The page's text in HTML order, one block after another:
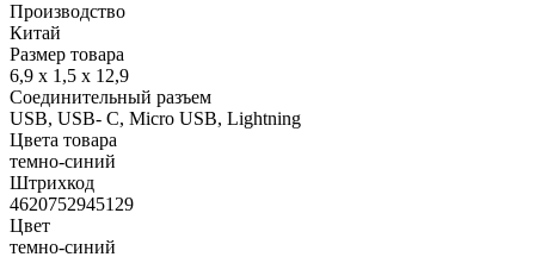
Производство
Китай
Размер товара
6,9 х 1,5 х 12,9
Соединительный разъем
USB, USB- C, Micro USB, Lightning
Цвета товара
темно-синий
Штрихкод
4620752945129
Цвет
темно-синий